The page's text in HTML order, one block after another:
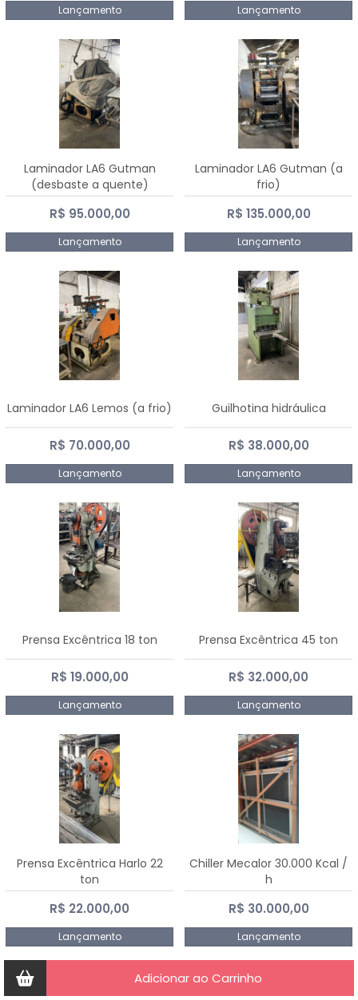
Lançamento Lançamento
Laminador LA6 Gutman
(desbaste a quente)
R$ 95.000,00
Lançamento
Laminador LA6 Gutman (a
frio)
R$ 135.000,00
Lançamento
Laminador LA6 Lemos (a frio)
R$ 70.000,00
Lançamento
Guilhotina hidráulica
R$ 38.000,00
Lançamento
Prensa Excêntrica 18 ton
R$ 19.000,00
Lançamento
Prensa Excêntrica 45 ton
R$ 32.000,00
Lançamento
Prensa Excêntrica Harlo 22
ton
R$ 22.000,00
Lançamento
Chiller Mecalor 30.000 Kcal /
h
R$ 30.000,00
Lançamento
Adicionar ao Carrinho